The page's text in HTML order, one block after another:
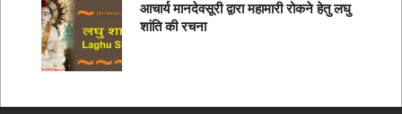
आचार्य मानदेवसूरी द्वारा महामारी रोकने हेतु लघु
शांति की रचना